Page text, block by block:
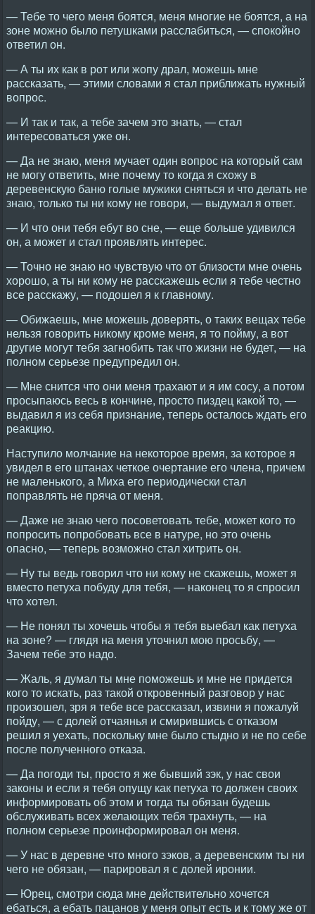
— Тебе то чего меня боятся, меня многие не боятся, а на
зоне можно было петушками расслабиться, — спокойно
ответил он.
— А ты их как в рот или жопу драл, можешь мне
рассказать, — этими словами я стал приближать нужный
вопрос.
— И так и так, а тебе зачем это знать, — стал
интересоваться уже он.
— Да не знаю, меня мучает один вопрос на который сам
не могу ответить, мне почему то когда я схожу в
деревенскую баню голые мужики сняться и что делать не
знаю, только ты ни кому не говори, — выдумал я ответ.
— И что они тебя ебут во сне, — еще больше удивился
он, а может и стал проявлять интерес.
— Точно не знаю но чувствую что от близости мне очень
хорошо, а ты ни кому не расскажешь если я тебе честно
все расскажу, — подошел я к главному.
— Обижаешь, мне можешь доверять, о таких вещах тебе
нельзя говорить никому кроме меня, я то пойму, а вот
другие могут тебя загнобить так что жизни не будет, — на
полном серьезе предупредил он.
— Мне снится что они меня трахают и я им сосу, а потом
просыпаюсь весь в кончине, просто пиздец какой то, —
выдавил я из себя признание, теперь осталось ждать его
реакцию.
Наступило молчание на некоторое время, за которое я
увидел в его штанах четкое очертание его члена, причем
не маленького, а Миха его периодически стал
поправлять не пряча от меня.
— Даже не знаю чего посоветовать тебе, может кого то
попросить попробовать все в натуре, но это очень
опасно, — теперь возможно стал хитрить он.
— Ну ты ведь говорил что ни кому не скажешь, может я
вместо петуха побуду для тебя, — наконец то я спросил
что хотел.
— Не понял ты хочешь чтобы я тебя выебал как петуха
на зоне? — глядя на меня уточнил мою просьбу, —
Зачем тебе это надо.
— Жаль, я думал ты мне поможешь и мне не придется
кого то искать, раз такой откровенный разговор у нас
произошел, зря я тебе все рассказал, извини я пожалуй
пойду, — с долей отчаянья и смирившись с отказом
решил я уехать, поскольку мне было стыдно и не по себе
после полученного отказа.
— Да погоди ты, просто я же бывший зэк, у нас свои
законы и если я тебя опущу как петуха то должен своих
информировать об этом и тогда ты обязан будешь
обслуживать всех желающих тебя трахнуть, — на
полном серьезе проинформировал он меня.
— У нас в деревне что много зэков, а деревенским ты ни
чего не обязан, — парировал я с долей иронии.
— Юрец, смотри сюда мне действительно хочется
ебаться, а ебать пацанов у меня опыт есть и к тому же от